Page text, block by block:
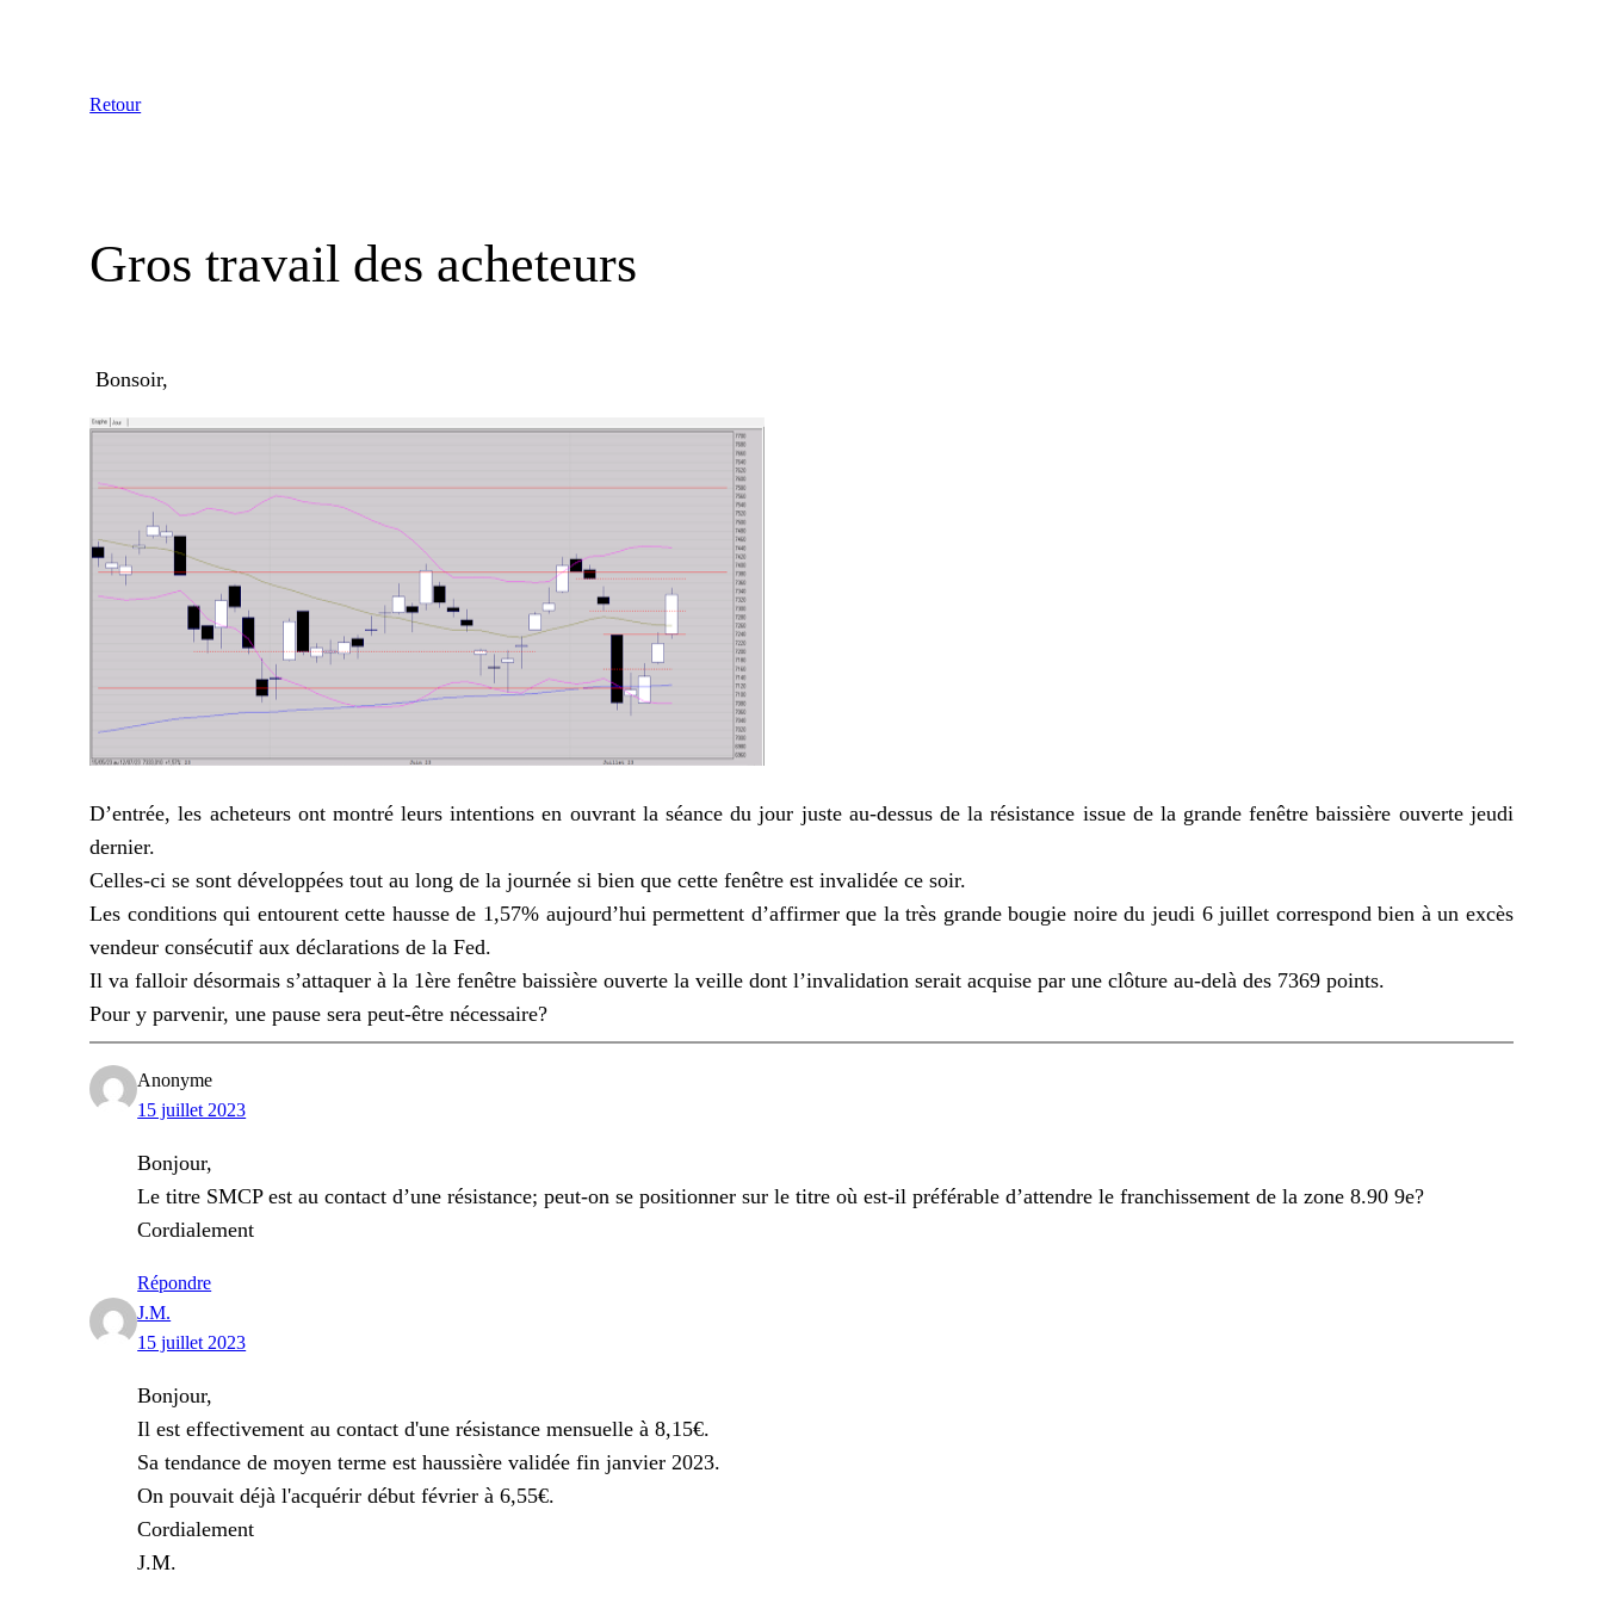
Retour
Gros travail des acheteurs
Bonsoir,
D’entrée, les acheteurs ont montré leurs intentions en ouvrant la séance du jour juste au-dessus de la résistance issue de la grande fenêtre baissière ouverte jeudi
dernier.
Celles-ci se sont développées tout au long de la journée si bien que cette fenêtre est invalidée ce soir.
Les conditions qui entourent cette hausse de 1,57% aujourd’hui permettent d’affirmer que la très grande bougie noire du jeudi 6 juillet correspond bien à un excès
vendeur consécutif aux déclarations de la Fed.
Il va falloir désormais s’attaquer à la 1ère fenêtre baissière ouverte la veille dont l’invalidation serait acquise par une clôture au-delà des 7369 points.
Pour y parvenir, une pause sera peut-être nécessaire?
Anonyme
15 juillet 2023
Bonjour,
Le titre SMCP est au contact d’une résistance; peut-on se positionner sur le titre où est-il préférable d’attendre le franchissement de la zone 8.90 9e?
Cordialement
Répondre
J.M.
15 juillet 2023
Bonjour,
Il est effectivement au contact d'une résistance mensuelle à 8,15€.
Sa tendance de moyen terme est haussière validée fin janvier 2023.
On pouvait déjà l'acquérir début février à 6,55€.
Cordialement
J.M.